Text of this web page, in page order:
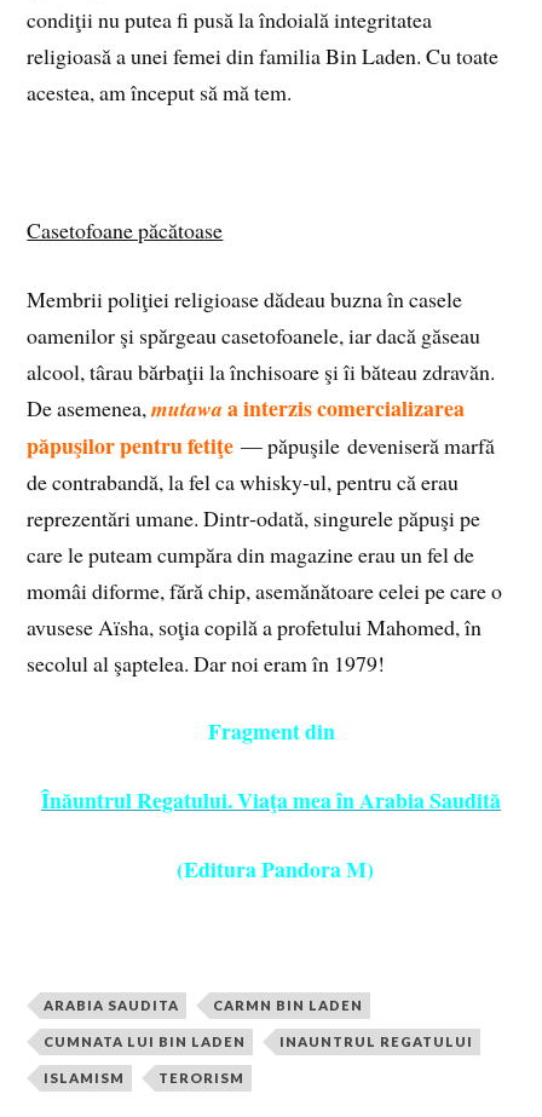
condiţii nu putea fi pusă la îndoială integritatea
religioasă a unei femei din familia Bin Laden. Cu toate
acestea, am început să mă tem.
Casetofoane păcătoase
Membrii poliţiei religioase dădeau buzna în casele
oamenilor şi spărgeau casetofoanele, iar dacă găseau
alcool, târau bărbaţii la închisoare şi îi băteau zdravăn.
De asemenea,mutawa a interzis comercializarea
păpuşilor pentru fetiţe — păpuşile deveniseră marfă
de contrabandă, la fel ca whisky‑ul, pentru că erau
reprezentări umane. Dintr‑odată, singurele păpuşi pe
care le puteam cumpăra din magazine erau un fel de
momâi diforme, fără chip, asemănătoare celei pe care o
avusese Aïsha, soţia copilă a profetului Mahomed, în
secolul al şaptelea. Dar noi eram în 1979!
Fragment din
Înăuntrul Regatului. Viaţa mea în Arabia Saudită
(Editura Pandora M)
ARABIA SAUDITA CARMN BIN LADEN
CUMNATA LUI BIN LADEN INAUNTRUL REGATULUI
ISLAMISM TERORISM